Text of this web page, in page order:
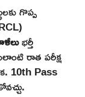
గొప్ప
భర్తీ
రాత పరీక్ష
10th Pass